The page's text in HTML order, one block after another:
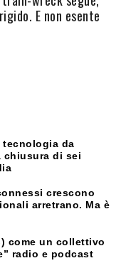
E non esente
tecnologia da
chiusura di sei
crescono
arretrano. Ma è
come un collettivo
radio e podcast